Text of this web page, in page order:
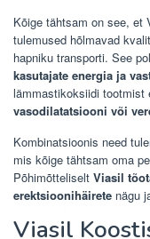
Kõige tähtsam on see,
tulemused hõlmavad
hapniku transporti. See
kasutajate energia ja
lämmastikoksiidi tootmist
vasodilatatsiooni või
Kombinatsioonis need
mis kõige tähtsam oma
Põhimõtteliselt Viasil
erektsioonihäirete nägu
Viasil